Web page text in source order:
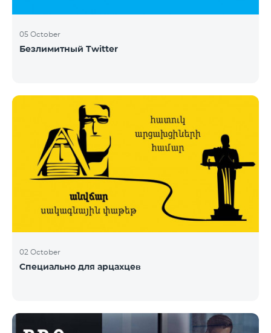
05 October
Безлимитный Twitter
02 October
Специально для арцахцев